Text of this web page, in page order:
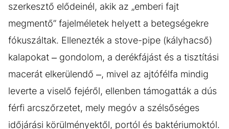
szerkesztő elődeinél, akik az „emberi fajt
megmentő” fajelméletek helyett a betegségekre
fókuszáltak. Ellenezték a stove-pipe (kályhacső)
kalapokat – gondolom, a derékfájást és a tisztítási
macerát elkerülendő –, mivel az ajtófélfa mindig
leverte a viselő fejéről, ellenben támogatták a dús
férfi arcszőrzetet, mely megóv a szélsőséges
időjárási körülményektől, portól és baktériumoktól.